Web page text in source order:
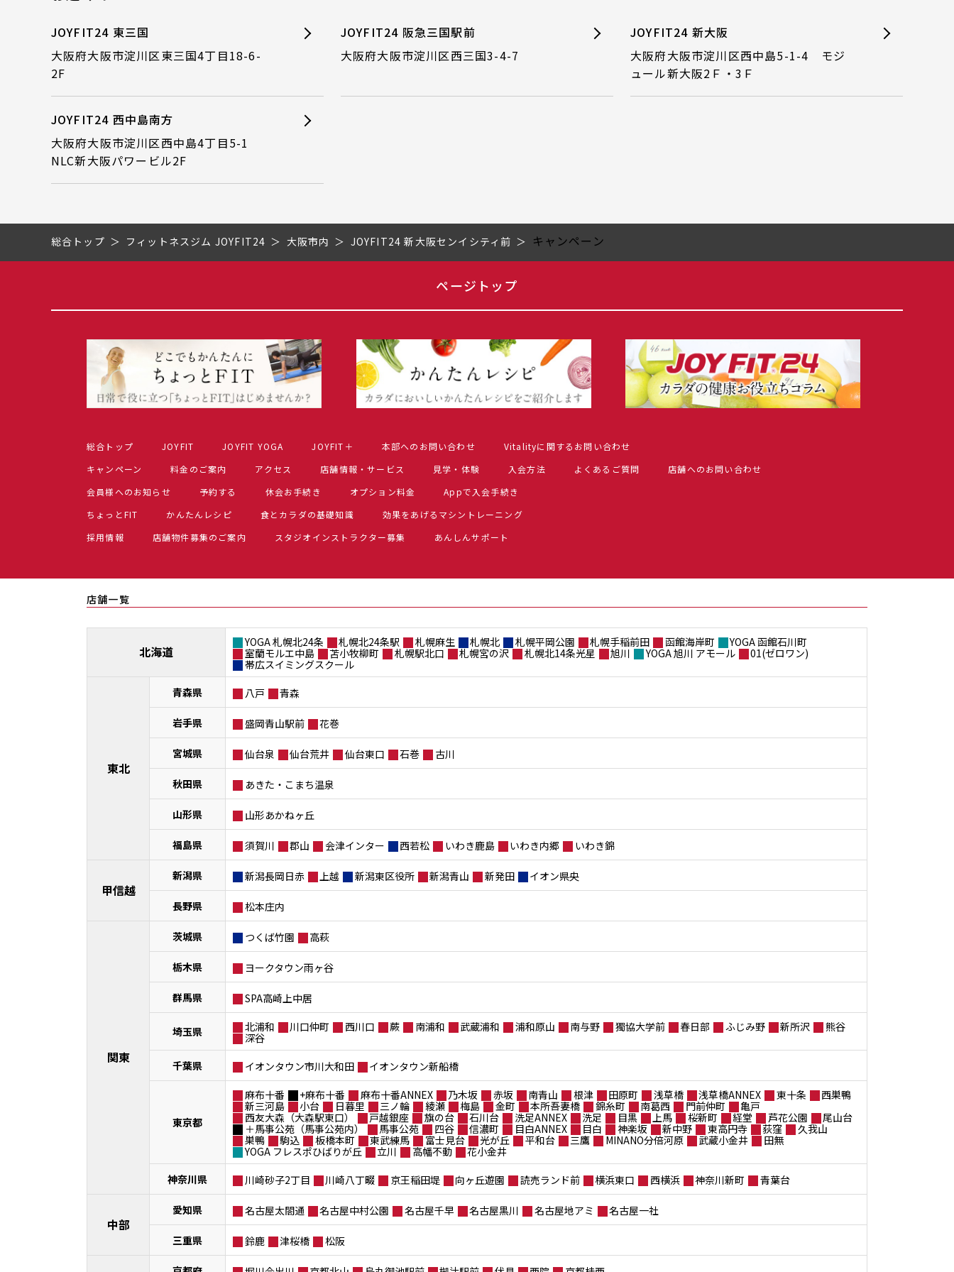
JOYFIT24 東三国
大阪府大阪市淀川区東三国4丁目18-6-
2F
JOYFIT24 阪急三国駅前
大阪府大阪市淀川区西三国3-4-7
JOYFIT24 新大阪
大阪府大阪市淀川区西中島5-1-4 モジ
ュール新大阪2Ｆ・3Ｆ
JOYFIT24 西中島南方
大阪府大阪市淀川区西中島4丁目5-1
NLC新大阪パワービル2F
総合トップ フィットネスジム JOYFIT24 大阪市内 JOYFIT24 新大阪センイシティ前 キャンペーン
ページトップ
総合トップ JOYFIT JOYFIT YOGA JOYFIT＋ 本部へのお問い合わせ
Vitalityに関するお問い合わせ
キャンペーン
料金のご案内 アクセス 店舗情報・サービス 見学・体験 入会方法 よくあるご質問
店舗へのお問い合わせ
会員様へのお知らせ
予約する 休会お手続き オプション料金
Appで入会手続き
ちょっとFIT
かんたんレシピ 食とカラダの基礎知識
効果をあげるマシントレーニング
採用情報
店舗物件募集のご案内 スタジオインストラクター募集 あんしんサポート
店舗一覧
北海道
YOGA 札幌北24条 札幌北24条駅 札幌麻生 札幌北 札幌平岡公園 札幌手稲前田 函館海岸町
YOGA 函館石川町
室蘭モルエ中島
苫小牧柳町 札幌駅北口 札幌宮の沢 札幌北14条光星 旭川 YOGA 旭川 アモール
01(ゼロワン)
帯広スイミングスクール
東北
青森県 八戸 青森
岩手県 盛岡青山駅前 花巻
宮城県 仙台泉 仙台荒井 仙台東口 石巻 古川
秋田県 あきた・こまち温泉
山形県 山形あかねヶ丘
福島県 須賀川 郡山 会津インター 西若松 いわき鹿島 いわき内郷 いわき錦
甲信越
新潟県 新潟長岡日赤 上越 新潟東区役所 新潟青山 新発田 イオン県央
長野県 松本庄内
関東
茨城県 つくば竹園 高萩
栃木県 ヨークタウン雨ヶ谷
群馬県 SPA高崎上中居
埼玉県 北浦和 川口仲町 西川口 蕨 南浦和 武蔵浦和 浦和原山 南与野 獨協大学前 春日部 ふじみ野 新所沢
熊谷
深谷
千葉県
イオンタウン市川大和田 イオンタウン新船橋
東京都
麻布十番 +麻布十番 麻布十番ANNEX 乃木坂 赤坂 南青山 根津 田原町 浅草橋 浅草橋ANNEX 東十条
西巣鴨
新三河島
小台 日暮里 三ノ輪 綾瀬 梅島 金町 本所吾妻橋 錦糸町 南葛西 門前仲町
亀戸
西友大森（大森駅東口）
戸越銀座 旗の台 石川台 洗足ANNEX 洗足 目黒 上馬 桜新町 経堂 芦花公園
尾山台
＋馬事公苑（馬事公苑内）
馬事公苑 四谷 信濃町 目白ANNEX 目白 神楽坂 新中野 東高円寺 荻窪
久我山
巣鴨
駒込 板橋本町 東武練馬 富士見台 光が丘 平和台 三鷹 MINANO分倍河原 武蔵小金井
田無
YOGA フレスポひばりが丘
立川 高幡不動
花小金井
神奈川県
川崎砂子2丁目 川崎八丁畷 京王稲田堤 向ヶ丘遊園 読売ランド前 横浜東口 西横浜 神奈川新町 青葉台
中部
愛知県 名古屋太閤通 名古屋中村公園 名古屋千早 名古屋黒川 名古屋地アミ 名古屋一社
三重県 鈴鹿 津桜橋 松阪